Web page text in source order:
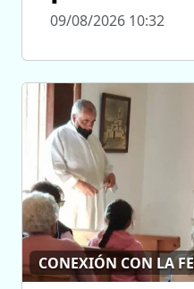
09/08/2026 10:32
CONEXIÓN CON LA FE